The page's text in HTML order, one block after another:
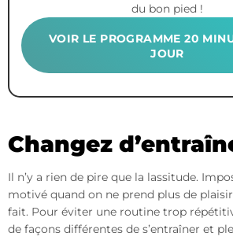
du bon pied !
VOIR LE PROGRAMME 20
JOUR
Changez
Il n’y a rien de pire que la lassitude.
motivé quand on ne prend plus de plaisir
fait. Pour éviter une routine trop
de façons différentes de s’entraîner et